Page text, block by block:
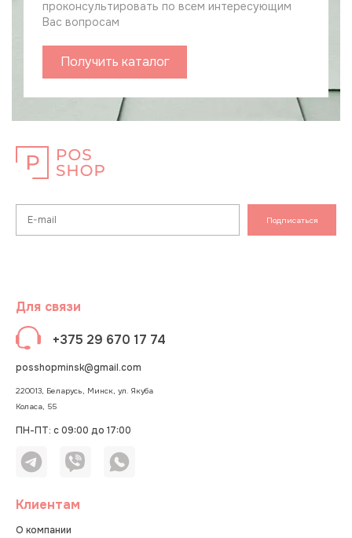
проконсультировать по всем интересующим
Вас вопросам
Получить каталог
Подписаться
Для связи
+375 29 670 17 74
posshopminsk@gmail.com
220013, Беларусь, Минск, ул. Якуба
Коласа, 55
ПН-ПТ: с 09:00 до 17:00
Клиентам
О компании